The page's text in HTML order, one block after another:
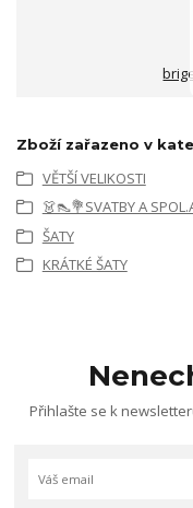
Zboží zařazeno v
VĚTŠÍ VELIKOSTI
👗👠💐SVATBY A
ŠATY
KRÁTKÉ ŠATY
Přihlašte se k